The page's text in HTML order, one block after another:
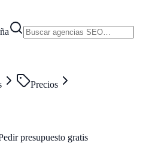
Precios
presupuesto gratis